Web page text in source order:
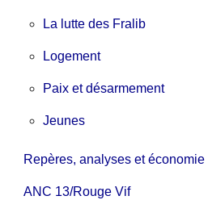
La lutte des Fralib
Logement
Paix et désarmement
Jeunes
Repères, analyses et économie
ANC 13/Rouge Vif